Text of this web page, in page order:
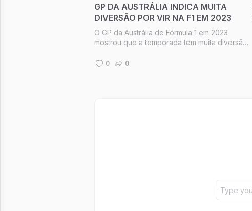
GP DA AUSTRÁLIA INDICA MUITA
DIVERSÃO POR VIR NA F1 EM 2023
O GP da Austrália de Fórmula 1 em 2023
mostrou que a temporada tem muita diversão
para nós, famigerados fãs de carros e da
0 0